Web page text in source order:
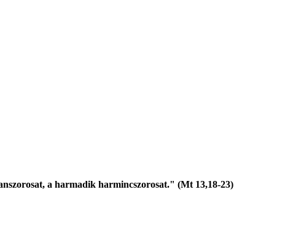
a harmadik harmincszorosat." (Mt 13,18-23)